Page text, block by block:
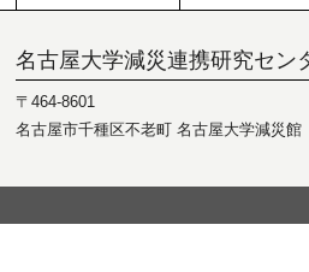
名古屋大学減災連携研究セン
〒464-8601
名古屋市千種区不老町 名古屋大学減災